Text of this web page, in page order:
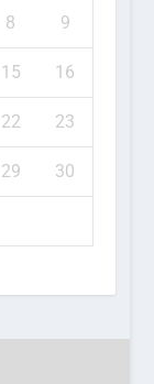
8 9
15 16
22 23
29 30